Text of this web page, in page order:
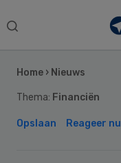
Search
Home › Nieuws
Thema: Financiën
Opslaan Reageer nu
Sidebar